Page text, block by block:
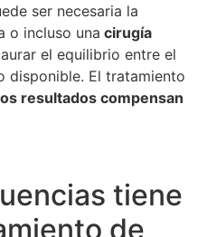
ser necesaria la
o incluso una cirugía
el equilibrio entre el
disponible. El tratamiento
resultados compensan
tiene
de